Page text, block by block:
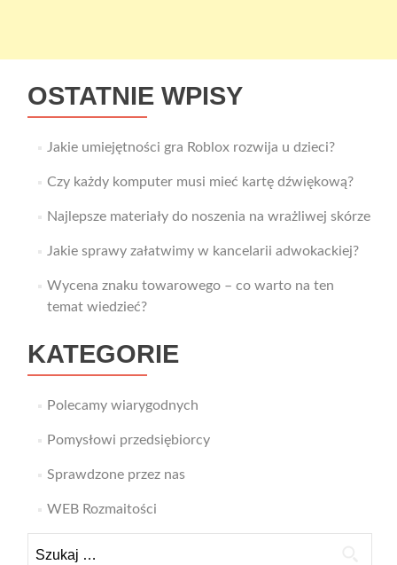
OSTATNIE WPISY
Jakie umiejętności gra Roblox rozwija u dzieci?
Czy każdy komputer musi mieć kartę dźwiękową?
Najlepsze materiały do noszenia na wrażliwej skórze
Jakie sprawy załatwimy w kancelarii adwokackiej?
Wycena znaku towarowego – co warto na ten
temat wiedzieć?
KATEGORIE
Polecamy wiarygodnych
Pomysłowi przedsiębiorcy
Sprawdzone przez nas
WEB Rozmaitości